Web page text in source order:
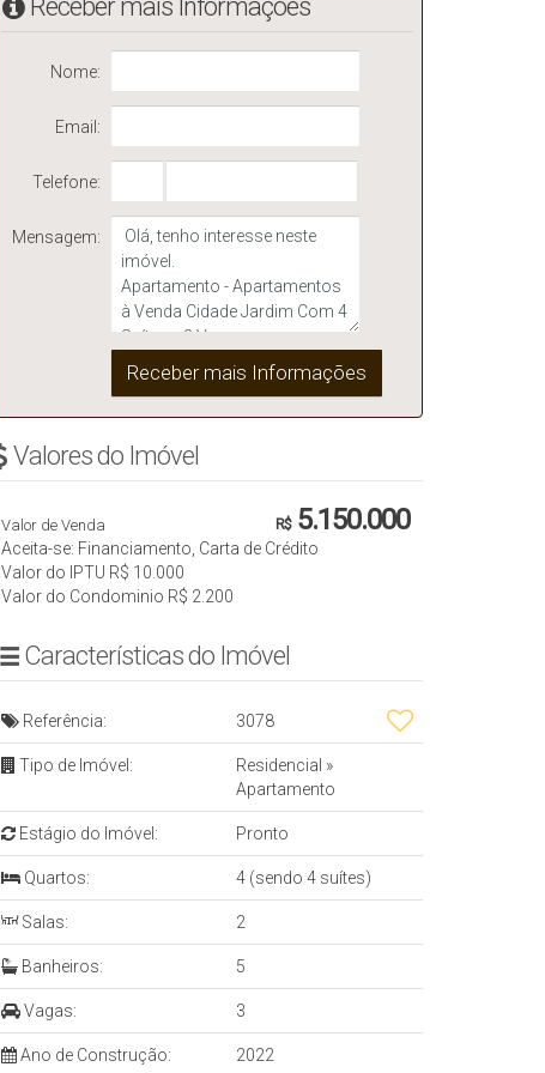
Receber mais Informações
Nome:
Email:
Telefone:
Mensagem:
Valores do Imóvel
R$5.150.000
Valor de Venda
Aceita-se: Financiamento, Carta de Crédito
Valor do IPTU R$ 10.000
Valor do Condominio R$ 2.200
Características do Imóvel
Referência: 3078
Tipo de Imóvel: Residencial »
Apartamento
Estágio do Imóvel: Pronto
Quartos: 4 (sendo 4 suítes)
Salas: 2
Banheiros: 5
Vagas: 3
Ano de Construção: 2022